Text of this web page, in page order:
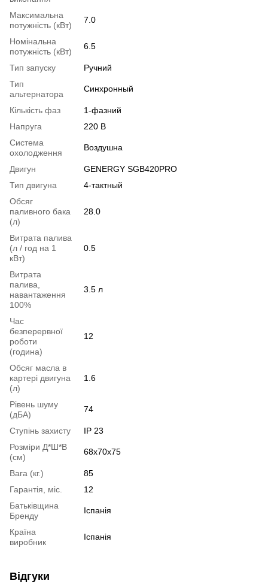
Максимальна
потужність (кВт)
7.0
Номінальна
потужність (кВт)
6.5
Тип запуску
Ручний
Тип
альтернатора
Синхронный
Кількість фаз
1-фазний
Напруга
220 В
Система
охолодження
Воздушна
Двигун
GENERGY SGB420PRO
Тип двигуна
4-тактный
Обсяг
паливного бака
(л)
28.0
Витрата палива
(л / год на 1
кВт)
0.5
Витрата
палива,
навантаження
100%
3.5 л
Час
безперервної
роботи
(година)
12
Обсяг масла в
картері двигуна
(л)
1.6
Рівень шуму
(дБА)
74
Ступінь захисту
IP 23
Розміри Д*Ш*В
(см)
68х70х75
Вага (кг.)
85
Гарантія, міс.
12
Батьківщина
Бренду
Іспанія
Країна
виробник
Іспанія
Відгуки